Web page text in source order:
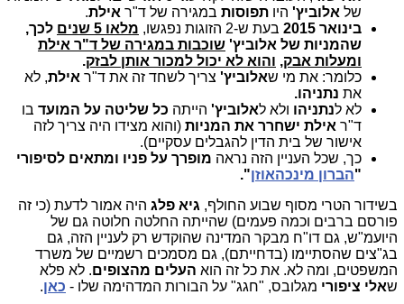
של אלוביץ' היו תפוסות במגירה של ד"ר אילת.
בינואר 2015
בעת ש-2 הזוגות נפגשו, מלאו 5 שנים
לכך,
שהמניות של אלוביץ' שוכבות במגירה של ד"ר אילת
ומעלות אבק, והוא לא יכול למכור אותן לבזק.
כלומר: את מי שאלוביץ' צריך לשחד זה את ד"ר אילת, לא
את נתניהו.
לא לנתניהו ולא לאלוביץ' הייתה כל שליטה על המועד בו
ד"ר אילת ישחרר את המניות (והוא מצידו היה צריך לזה
אישור של בית הדין להגבלים עסקיים).
כך, שכל העניין הזה נראה מופרך על פניו ומתאים לסיפורי
"הברון מינכהאוזן".
בשידור הטרי מסוף שבוע החולף, גיא פלג היה אמור לדעת (כי זה
פורסם ברבים וכמה פעמים) שהייתה החלטה חלוטה גם של
היועמ"ש, גם דו"ח מבקר המדינה שהוקדש רק לעניין הזה, גם
בג"צים שהסתיימו (בדחייתם), גם מסמכים רשמיים של משרד
המשפטים, ומה לא. את כל זה הוא העלים מהצופים. לא פלא
שאלי ציפורי מגלובס, "חגג" על הבורות המדהימה שלו - כאן.